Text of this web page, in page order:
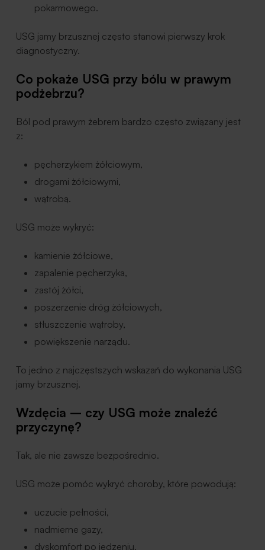
pokarmowego.
USG jamy brzusznej często stanowi pierwszy krok
diagnostyczny.
Co pokaże USG przy bólu w prawym
podżebrzu?
Ból pod prawym żebrem bardzo często związany jest
z:
pęcherzykiem żółciowym,
drogami żółciowymi,
wątrobą.
USG może wykryć:
kamienie żółciowe,
zapalenie pęcherzyka,
zastój żółci,
poszerzenie dróg żółciowych,
stłuszczenie wątroby,
powiększenie narządu.
To jedno z najczęstszych wskazań do wykonania USG
jamy brzusznej.
Wzdęcia – czy USG może znaleźć
przyczynę?
Tak, ale nie zawsze bezpośrednio.
USG może pomóc wykryć choroby, które powodują:
uczucie pełności,
nadmierne gazy,
dyskomfort po jedzeniu,